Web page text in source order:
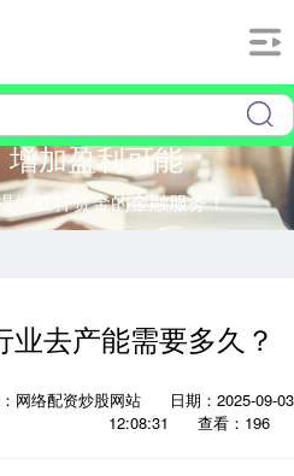
加盈利可能
供杠杆资金的金融服务！
去产能需要多久？
网络配资炒股网站
日期：2025-09-03
12:08:31
查看：196